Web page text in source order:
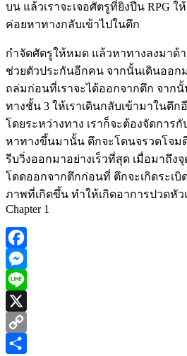
บน แล้วเราจะเจอศัตรูที่ยิงปีน RPG ใ
ค่อยหาทางกลับเข้าไปในตึก
กำจัดศัตรูให้หมด แล้วหาทางลงมาด้า
ช่วยตัวประกันอีกคน จากนั้นเดินออก
ถล่มก่อนที่เราจะได้ออกจากตึก จาก
ทางชั้น 3 ให้เราเดินกลับเข้ามาในตึก
โดยระหว่างทาง เราก็จะต้องจัดการ
หาทางขึ้นมานั้น ตึกจะโดนจรวดโจม
รีบวิ่งออกมาอย่างเร็วที่สุด เมื่อมาถึง
โดดออกจากตึกก่อนที่ ตึกจะเกิดระเ
ภาพที่เกิดขึ้น ทำให้เกิดอาการปวดหั
Chapter 1
Facebook
Messenger
Line
X
Copy